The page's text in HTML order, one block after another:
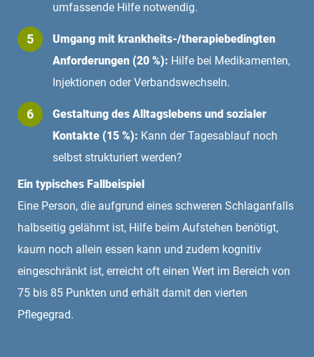
umfassende Hilfe notwendig.
Umgang mit krankheits-/therapiebedingten
Anforderungen (20 %): Hilfe bei Medikamenten,
Injektionen oder Verbandswechseln.
Gestaltung des Alltagslebens und sozialer
Kontakte (15 %): Kann der Tagesablauf noch
selbst strukturiert werden?
Ein typisches Fallbeispiel
Eine Person, die aufgrund eines schweren Schlaganfalls
halbseitig gelähmt ist, Hilfe beim Aufstehen benötigt,
kaum noch allein essen kann und zudem kognitiv
eingeschränkt ist, erreicht oft einen Wert im Bereich von
75 bis 85 Punkten und erhält damit den vierten
Pflegegrad.